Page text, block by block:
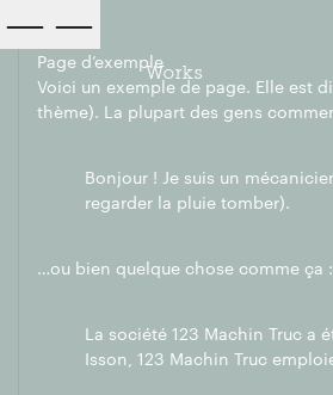
Works
— —
Page d’exemple
Voici un exemple de page. Elle est
thème). La plupart des gens
Bonjour ! Je suis un
regarder la pluie tomber).
…ou bien quelque chose comme ça :
La société 123 Machin Truc a
Isson, 123 Machin Truc